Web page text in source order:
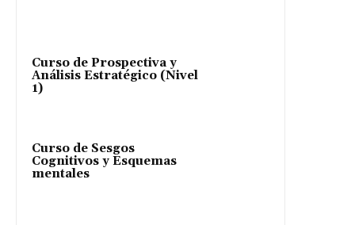
Curso de Prospectiva y
Análisis Estratégico (Nivel
1)
Curso de Sesgos
Cognitivos y Esquemas
mentales